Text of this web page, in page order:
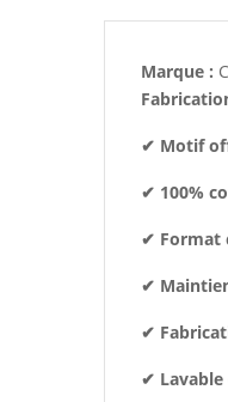
Marque :
✔ Motif
✔ 100%
✔ Format
✔
✔
✔ Lavable